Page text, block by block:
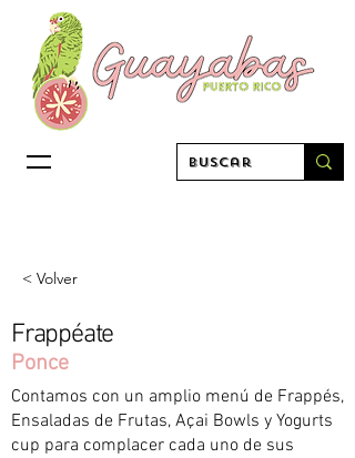
< Volver
Frappéate
Ponce
Contamos con un amplio menú de Frappés,
Ensaladas de Frutas, Açai Bowls y Yogurts
cup para complacer cada uno de sus